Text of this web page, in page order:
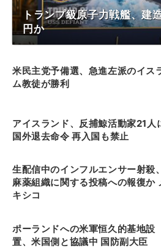
トランプ級原子力戦艦、建
円か
米民主党予備選、急進左派のイス
ム教徒が勝利
アイスランド、反捕鯨活動家21人
国外退去命令 再入国も禁止
生配信中のインフルエンサー射殺、
麻薬組織に関する投稿への報復か
キシコ
ポーランドへの米軍恒久的基地設
置、米国側と協議中 国防副大臣